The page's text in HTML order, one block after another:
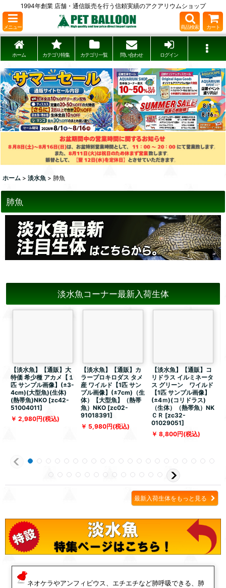
1994年創業 店舗・通信販売を行う信頼実績のアクアリウムショップ
メニュー 商品検索 カート
ホーム カテゴリ特集 カテゴリ一覧 問い合わせ ログイン
ホーム > 淡水魚 > 肺魚
肺魚
淡水魚コーナー最新入荷生体
【淡水魚】【通販】大
特価 希少種 アカメ【１
匹 サンプル画像】(±3-
4cm)(大型魚)(生体)
(熱帯魚)NKO [zc42-
51004011]
2,980円(税込)
【淡水魚】【通販】カ
ラープロキロダス タメ
産 ワイルド【1匹 サン
プル画像】(±7cm)（生
体）【大型魚】（熱帯
魚）NKO [zc02-
91018391]
5,980円(税込)
【淡水魚】【通販】コ
リドラス イルミネータ
ス グリーン ワイルド
【1匹 サンプル画像】
(±4ｍ)(コリドラス)
（生体）（熱帯魚）NK
ＣＲ [zc32-
01029051]
8,800円(税込)
最新入荷生体をもっと見る
ネオケラやアンフィビウス、エチエチなど肺呼吸できる、肺